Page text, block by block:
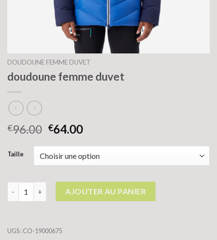
DOUDOUNE FEMME DUVET
doudoune femme duvet
€96.00 €64.00
Taille
quantité de doudoune femme duvet
AJOUTER AU PANIER
UGS :CO-19000675